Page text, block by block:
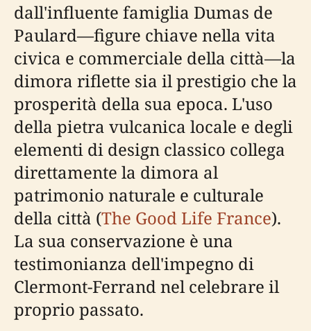
dall'influente famiglia Dumas de
Paulard—figure chiave nella vita
civica e commerciale della città—la
dimora riflette sia il prestigio che la
prosperità della sua epoca. L'uso
della pietra vulcanica locale e degli
elementi di design classico collega
direttamente la dimora al
patrimonio naturale e culturale
della città (The Good Life France).
La sua conservazione è una
testimonianza dell'impegno di
Clermont-Ferrand nel celebrare il
proprio passato.